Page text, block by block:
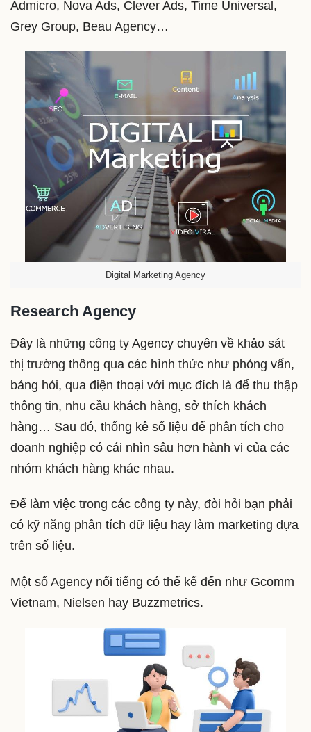
Admicro, Nova Ads, Clever Ads, Time Universal,
Grey Group, Beau Agency…
Digital Marketing Agency
Research Agency
Đây là những công ty Agency chuyên về khảo sát
thị trường thông qua các hình thức như phỏng vấn,
bảng hỏi, qua điện thoại với mục đích là để thu thập
thông tin, nhu cầu khách hàng, sở thích khách
hàng… Sau đó, thống kê số liệu để phân tích cho
doanh nghiệp có cái nhìn sâu hơn hành vi của các
nhóm khách hàng khác nhau.
Để làm việc trong các công ty này, đòi hỏi bạn phải
có kỹ năng phân tích dữ liệu hay làm marketing dựa
trên số liệu.
Một số Agency nổi tiếng có thể kể đến như Gcomm
Vietnam, Nielsen hay Buzzmetrics.